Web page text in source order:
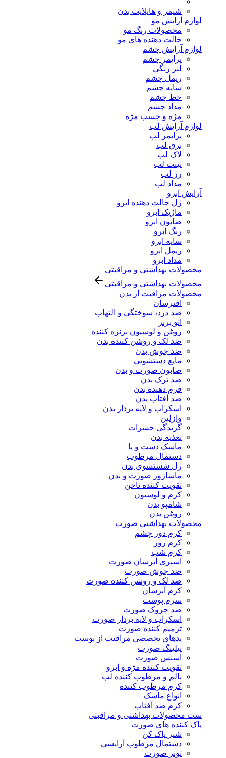
شیمر و هایلایت بدن
لوازم آرایش مو
محصولات رنگ مو
حالت دهنده های مو
لوازم آرایش چشم
پرایمر چشم
لنز رنگی
ریمل چشم
سایه چشم
خط چشم
مداد چشم
مژه و چسب مژه
لوازم آرایش لب
پرایمر لب
برق لب
لاک لب
تینت لب
رژ لب
مداد لب
آرایش ابرو
ژل حالت دهنده ابرو
ماژیک ابرو
صابون ابرو
رنگ ابرو
سایه ابرو
ریمل ابرو
مداد ابرو
محصولات بهداشتی و مراقبتی
محصولات بهداشتی و مراقبتی
محصولات مراقبت از بدن
افترسان
ضد درد، سوختگی و التهاب
اتو برنز
روغن و لوسیون برنزه کننده
ضد لک و روشن کننده بدن
ضد جوش بدن
مایع دستشویی
صابون صورت و بدن
ضد ترک بدن
فرم دهنده بدن
ضد آفتاب بدن
اسکراب و لایه بردار بدن
وازلین
گزیدگی حشرات
تغذیه بدن
ماسک دست و پا
دستمال مرطوب
ژل شستشوی بدن
ماساژور صورت و بدن
تقویت کننده ناخن
کرم و لوسیون
شامپو بدن
روغن بدن
محصولات بهداشتی صورت
کرم دور چشم
کرم روز
کرم شب
اسپری آبرسان صورت
ضد جوش صورت
ضد لک و روشن کننده صورت
کرم آبرسان
سرم پوست
ضد چروک صورت
اسکراب و لایه بردار صورت
ترمیم کننده صورت
پدهای تخصصی مراقبت از پوست
پیلینگ صورت
اسنس صورت
تقویت کننده مژه و ابرو
بالم و مرطوب کننده لب
کرم مرطوب کننده
انواع ماسک
کرم ضد آفتاب
ست محصولات بهداشتی و مراقبتی
پاک کننده های صورت
شیر پاک کن
دستمال مرطوب آرایشی
تونر صورت